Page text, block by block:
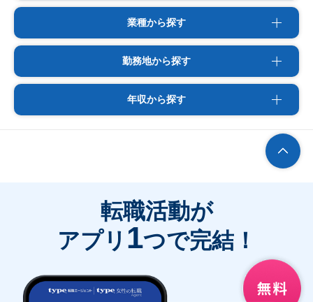
業種から探す
勤務地から探す
年収から探す
転職活動が
アプリ 1つで完結！